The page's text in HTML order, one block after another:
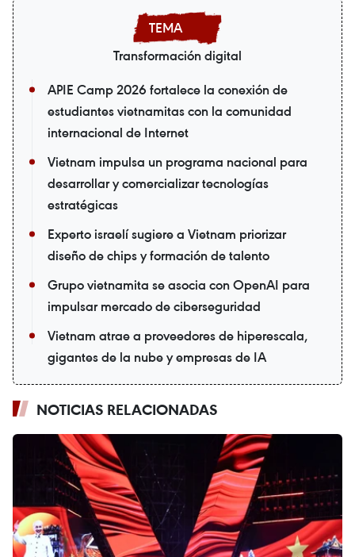
Transformación digital
APIE Camp 2026 fortalece la conexión de
estudiantes vietnamitas con la comunidad
internacional de Internet
Vietnam impulsa un programa nacional para
desarrollar y comercializar tecnologías
estratégicas
Experto israelí sugiere a Vietnam priorizar
diseño de chips y formación de talento
Grupo vietnamita se asocia con OpenAI para
impulsar mercado de ciberseguridad
Vietnam atrae a proveedores de hiperescala,
gigantes de la nube y empresas de IA
NOTICIAS RELACIONADAS